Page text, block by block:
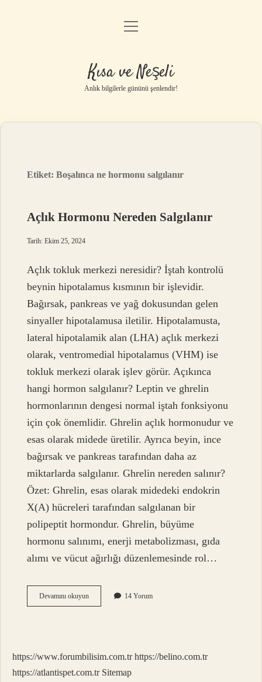
Anasayfa
Yasal Uyarı
menüyü
Kısa ve Neşeli
Anlık bilgilerle gününü şenlendir!
Etiket:Boşalınca ne hormonu salgılanır
Açlık Hormonu Nereden Salgılanır
Tarih: Ekim 25, 2024
Açlık tokluk merkezi neresidir? İştah kontrolü
beynin hipotalamus kısmının bir işlevidir.
Bağırsak, pankreas ve yağ dokusundan gelen
sinyaller hipotalamusa iletilir. Hipotalamusta,
lateral hipotalamik alan (LHA) açlık merkezi
olarak, ventromedial hipotalamus (VHM) ise
tokluk merkezi olarak işlev görür. Açıkınca
hangi hormon salgılanır? Leptin ve ghrelin
hormonlarının dengesi normal iştah fonksiyonu
için çok önemlidir. Ghrelin açlık hormonudur ve
esas olarak midede üretilir. Ayrıca beyin, ince
bağırsak ve pankreas tarafından daha az
miktarlarda salgılanır. Ghrelin nereden salınır?
Özet: Ghrelin, esas olarak midedeki endokrin
X(A) hücreleri tarafından salgılanan bir
polipeptit hormondur. Ghrelin, büyüme
hormonu salınımı, enerji metabolizması, gıda
alımı ve vücut ağırlığı düzenlemesinde rol…
Devamını okuyunAçlık
Hormonu
14 Yorum
https://www.forumbilisim.com.tr https://belino.com.tr
https://atlantispet.com.tr Sitemap